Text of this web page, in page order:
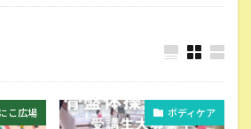
こ広場 ボディケア